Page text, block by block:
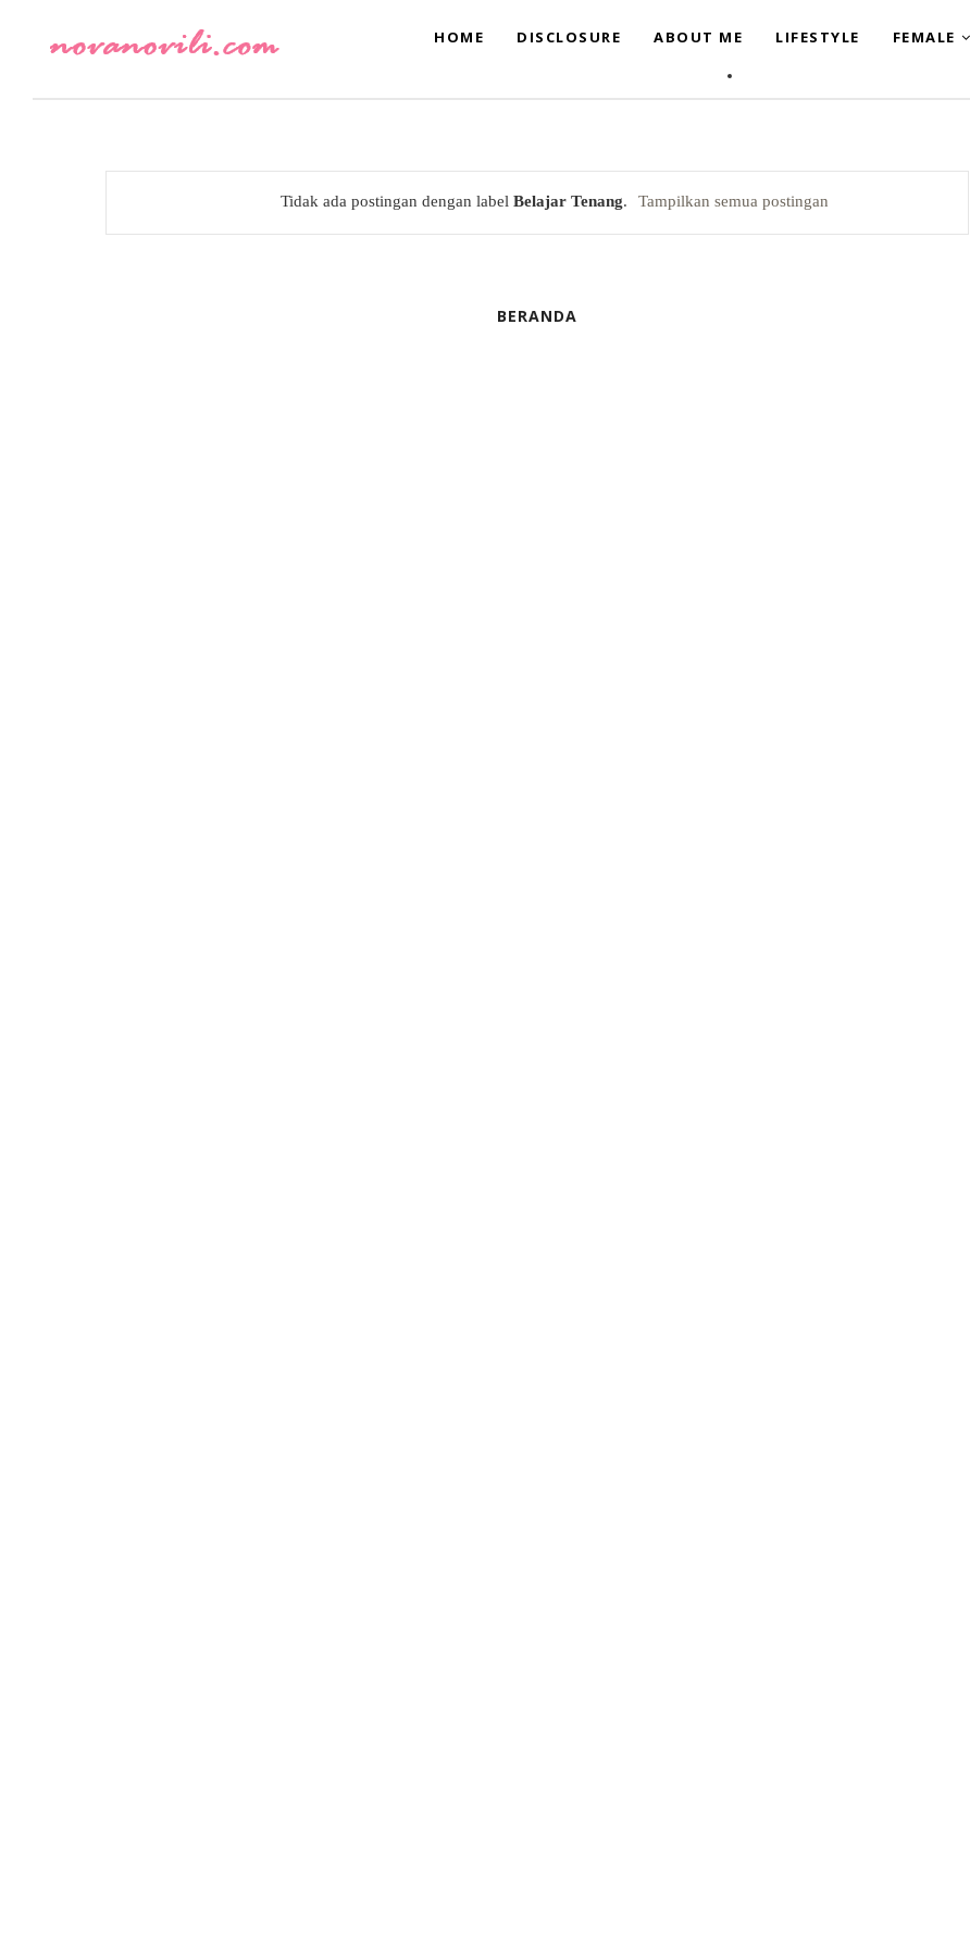
HOME DISCLOSURE ABOUT ME LIFESTYLE FEMALE
Tidak ada postingan dengan label Belajar Tenang. Tampilkan semua postingan
BERANDA